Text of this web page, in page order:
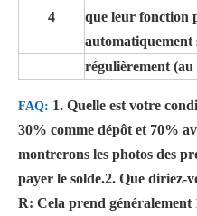
4
que leur fonction
automatiquement
régulièrement
FAQ: 1. Quelle est votre
30% comme dépôt et 70%
montrerons les photos des
payer le solde.2. Que diriez-
R: Cela prend généralement